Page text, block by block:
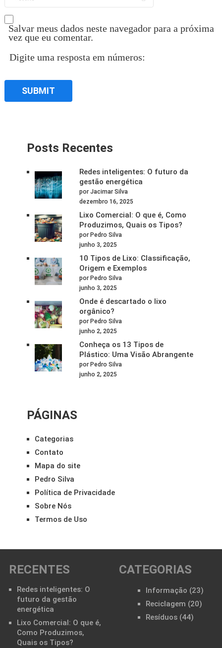
Salvar meus dados neste navegador para a próxima
vez que eu comentar.
Digite uma resposta em números:
Posts Recentes
Redes inteligentes: O futuro da
gestão energética
por Jacimar Silva
dezembro 16, 2025
Lixo Comercial: O que é, Como
Produzimos, Quais os Tipos?
por Pedro Silva
junho 3, 2025
10 Tipos de Lixo: Classificação,
Origem e Exemplos
por Pedro Silva
junho 3, 2025
Onde é descartado o lixo
orgânico?
por Pedro Silva
junho 2, 2025
Conheça os 13 Tipos de
Plástico: Uma Visão Abrangente
por Pedro Silva
junho 2, 2025
PÁGINAS
Categorias
Contato
Mapa do site
Pedro Silva
Política de Privacidade
Sobre Nós
Termos de Uso
RECENTES
Redes inteligentes: O
futuro da gestão
energética
Lixo Comercial: O que é,
Como Produzimos,
Quais os Tipos?
CATEGORIAS
Informação (23)
Reciclagem (20)
Resíduos(44)